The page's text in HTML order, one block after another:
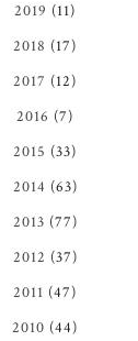
2019 (11)
2018 (17)
2017 (12)
2016 (7)
2015 (33)
2014 (63)
2013 (77)
2012 (37)
2011 (47)
2010 (44)